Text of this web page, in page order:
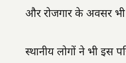
और रोजगार के अवसर भी
स्थानीय लोगों ने भी इस